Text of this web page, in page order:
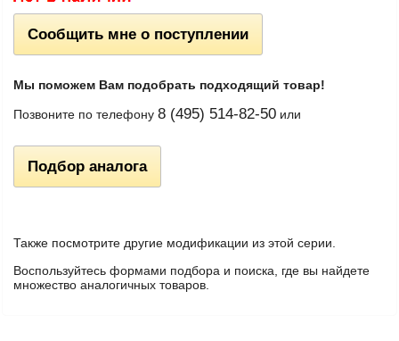
Сообщить мне о поступлении
Мы поможем Вам подобрать подходящий товар!
Позвоните по телефону 8 (495) 514-82-50 или
Подбор аналога
Также посмотрите другие модификации из этой серии.
Воспользуйтесь формами подбора и поиска, где вы найдете
множество аналогичных товаров.